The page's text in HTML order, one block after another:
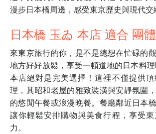
漫步日本橋周邊，感受東京歷史與現代交
日本橋 玉ゐ 本店 適合 團
來東京旅行的你，是不是總想在忙碌的
地方好好放鬆，享受一頓道地的日本料
本店絕對是完美選擇！這裡不僅提供
理，其昭和老屋的雅致裝潢與安靜氛圍
的悠閒午餐或浪漫晚餐。餐廳鄰近日本
讓你輕鬆安排購物與美食行程，享受
力。